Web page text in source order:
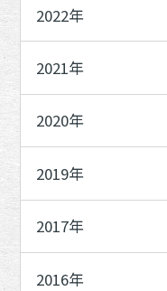
2022年
2021年
2020年
2019年
2017年
2016年